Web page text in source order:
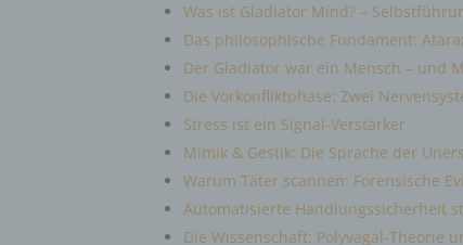
Was ist Gladiator Mind? –
Das philosophische Fundament:
Der Gladiator war ein Mensch – und
Die Vorkonfliktphase: Zwei
Stress ist ein Signal-Verstärker
Mimik & Gestik: Die Sprache der
Warum Täter scannen: Forensische
Automatisierte Handlungssicherheit
Die Wissenschaft: Polyvagal-Theorie